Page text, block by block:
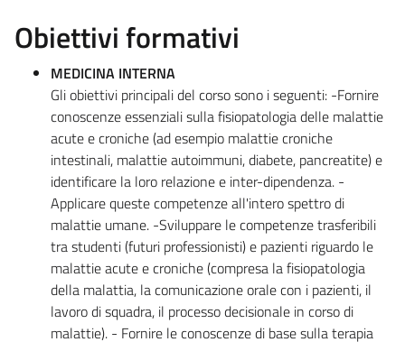
Obiettivi formativi
MEDICINA INTERNA
Gli obiettivi principali del corso sono i seguenti: -Fornire
conoscenze essenziali sulla fisiopatologia delle malattie
acute e croniche (ad esempio malattie croniche
intestinali, malattie autoimmuni, diabete, pancreatite) e
identificare la loro relazione e inter-dipendenza. -
Applicare queste competenze all'intero spettro di
malattie umane. -Sviluppare le competenze trasferibili
tra studenti (futuri professionisti) e pazienti riguardo le
malattie acute e croniche (compresa la fisiopatologia
della malattia, la comunicazione orale con i pazienti, il
lavoro di squadra, il processo decisionale in corso di
malattie). - Fornire le conoscenze di base sulla terapia